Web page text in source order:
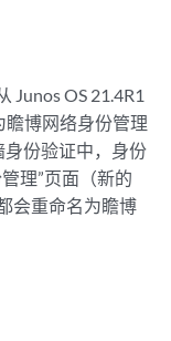
Junos OS 21.4R1
博网络身份管理
身份验证中，身份
理”页面（新的
会重命名为瞻博